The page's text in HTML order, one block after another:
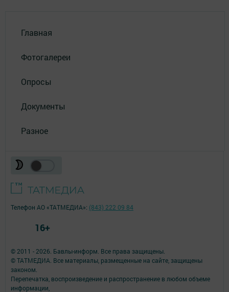
Главная
Фотогалереи
Опросы
Документы
Разное
© 2011 - 2026. Бавлы-информ. Все права защищены.
© ТАТМЕДИА. Все материалы, размещенные на сайте, защищены
законом.
Перепечатка, воспроизведение и распространение в любом объеме
информации,
Телефон АО «ТАТМЕДИА»: (843) 222 09 84
16+